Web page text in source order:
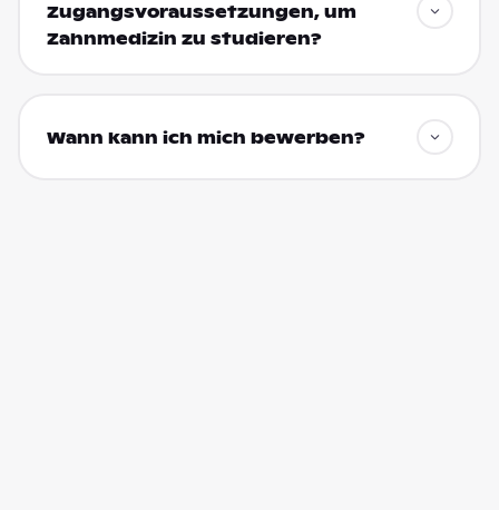
Zugangsvoraussetzungen, um
Zahnmedizin zu studieren?
Wann kann ich mich bewerben?